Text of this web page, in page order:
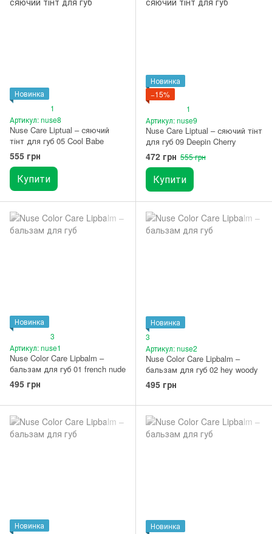
Новинка
1
Артикул: nuse8
Nuse Care Liptual – сяючий
тінт для губ 05 Cool Babe
555 грн
Купити
Новинка
−15%
1
Артикул: nuse9
Nuse Care Liptual – сяючий тінт
для губ 09 Deepin Cherry
472 грн 555 грн
Купити
Новинка
3
Артикул: nuse1
Nuse Color Care Lipbalm –
бальзам для губ 01 french nude
495 грн
Новинка
3
Артикул: nuse2
Nuse Color Care Lipbalm –
бальзам для губ 02 hey woody
495 грн
Новинка
Новинка